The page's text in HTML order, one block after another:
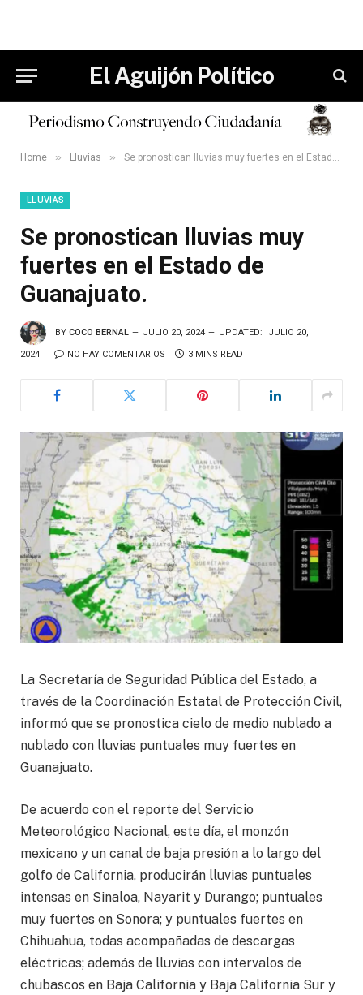
El Aguijón Político
Home » Lluvias » Se pronostican lluvias muy fuertes en el Estado de Guanajuato.
LLUVIAS
Se pronostican lluvias muy
fuertes en el Estado de
Guanajuato.
BY COCO BERNAL JULIO 20, 2024 UPDATED: JULIO 20,
2024 NO HAY COMENTARIOS 3 MINS READ
La Secretaría de Seguridad Pública del Estado, a
través de la Coordinación Estatal de Protección Civil,
informó que se pronostica cielo de medio nublado a
nublado con lluvias puntuales muy fuertes en
Guanajuato.
De acuerdo con el reporte del Servicio
Meteorológico Nacional, este día, el monzón
mexicano y un canal de baja presión a lo largo del
golfo de California, producirán lluvias puntuales
intensas en Sinaloa, Nayarit y Durango; puntuales
muy fuertes en Sonora; y puntuales fuertes en
Chihuahua, todas acompañadas de descargas
eléctricas; además de lluvias con intervalos de
chubascos en Baja California y Baja California Sur y